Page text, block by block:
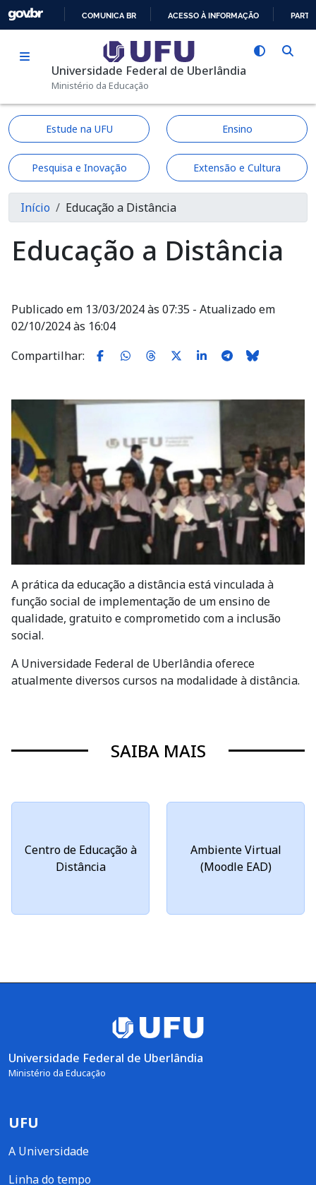
Pular para o conteúdo principal
PARA
O
COMUNICA BR ACESSO À INFORMAÇÃO
Universidade Federal de Uberlândia
Ministério da Educação
Estude na UFU Ensino
Pesquisa e Inovação Extensão e Cultura
Trilha de navegação
Início Educação a Distância
Educação a Distância
Publicado em 13/03/2024 às 07:35 - Atualizado em
02/10/2024 às 16:04
Compartilhar:
Imagem
A prática da educação a distância está vinculada à
função social de implementação de um ensino de
qualidade, gratuito e comprometido com a inclusão
social.
A Universidade Federal de Uberlândia oferece
atualmente diversos cursos na modalidade à distância.
SAIBA MAIS
Centro de Educação à
Distância
Ambiente Virtual
(Moodle EAD)
Universidade Federal de Uberlândia
Ministério da Educação
UFU
A Universidade
Linha do tempo